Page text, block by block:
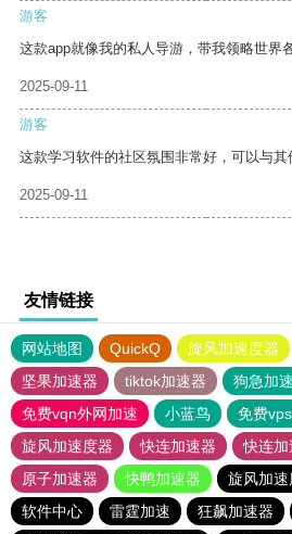
游客
这款app就像我的私人导游，带我领略世界
2025-09-11
游客
这款学习软件的社区氛围非常好，可以与其
2025-09-11
友情链接
网站地图 QuickQ 旋风加速度器
坚果加速器
tiktok加速器
狗急加
免费vqn外网加速
小蓝鸟
免费
旋风加速度器
快连加速器
快连加
原子加速器
快鸭加速器 旋风加速
软件中心
雷霆加速 狂飙加速器